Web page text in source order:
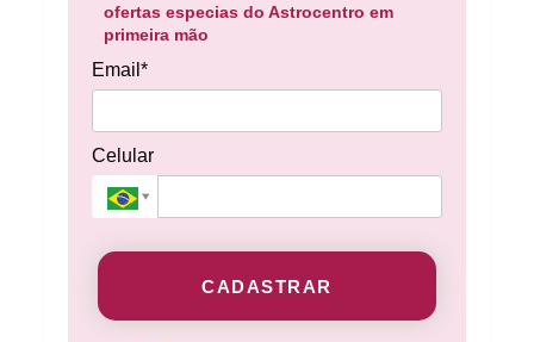
ofertas especias do Astrocentro em
primeira mão
Email*
Celular
CADASTRAR